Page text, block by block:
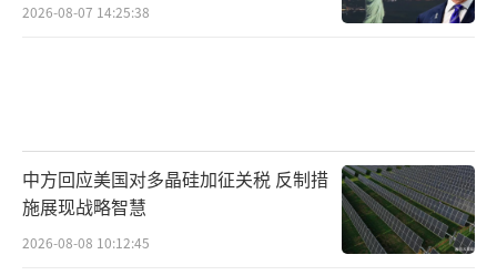
2026-08-07 14:25:38
中方回应美国对多晶硅加征关税 反制措
施展现战略智慧
2026-08-08 10:12:45